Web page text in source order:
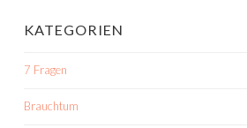
KATEGORIEN
7 Fragen
Brauchtum